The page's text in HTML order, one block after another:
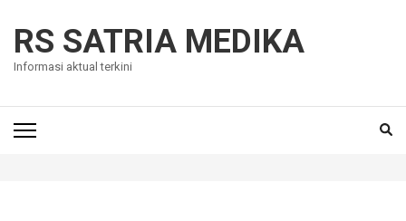
content
(Press
RS SATRIA MEDIKA
Informasi aktual terkini